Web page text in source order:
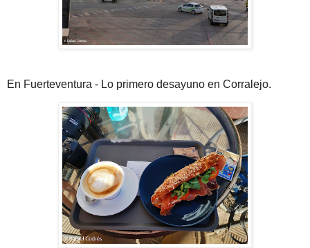
En Fuerteventura - Lo primero desayuno en Corralejo.